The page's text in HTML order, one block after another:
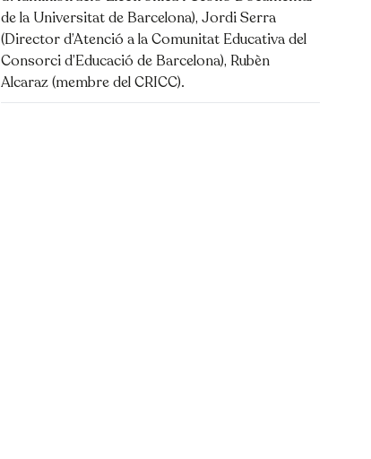
de la Universitat de Barcelona), Jordi Serra
(Director d’Atenció a la Comunitat Educativa del
Consorci d’Educació de Barcelona), Rubèn
Alcaraz (membre del CRICC).